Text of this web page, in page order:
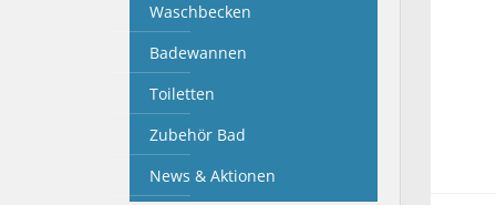
Waschbecken
Badewannen
Toiletten
Zubehör Bad
News & Aktionen